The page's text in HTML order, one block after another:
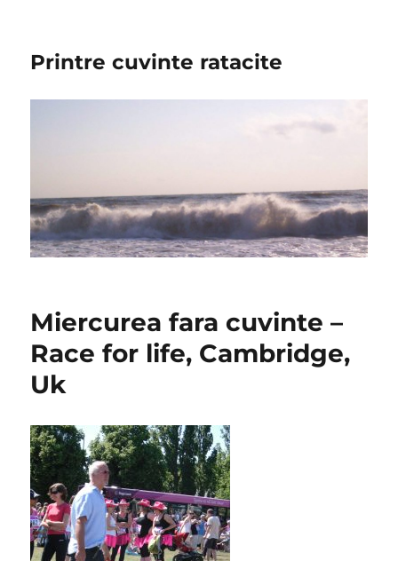
Printre cuvinte ratacite
Miercurea fara cuvinte –
Race for life, Cambridge,
Uk